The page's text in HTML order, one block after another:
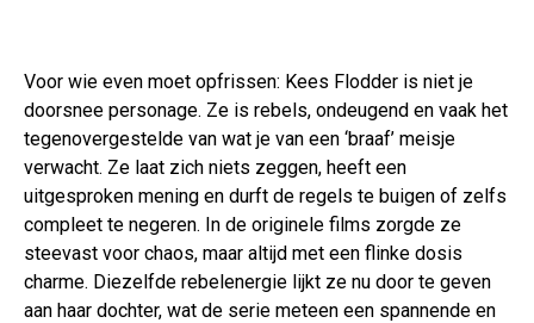
Voor wie even moet opfrissen: Kees Flodder is niet je
doorsnee personage. Ze is rebels, ondeugend en vaak het
tegenovergestelde van wat je van een ‘braaf’ meisje
verwacht. Ze laat zich niets zeggen, heeft een
uitgesproken mening en durft de regels te buigen of zelfs
compleet te negeren. In de originele films zorgde ze
steevast voor chaos, maar altijd met een flinke dosis
charme. Diezelfde rebelenergie lijkt ze nu door te geven
aan haar dochter, wat de serie meteen een spannende en